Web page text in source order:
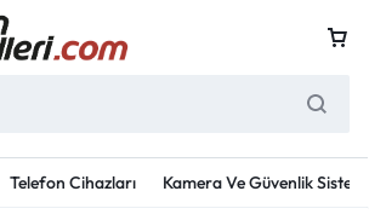
Telefon Cihazları Kamera Ve Güvenlik